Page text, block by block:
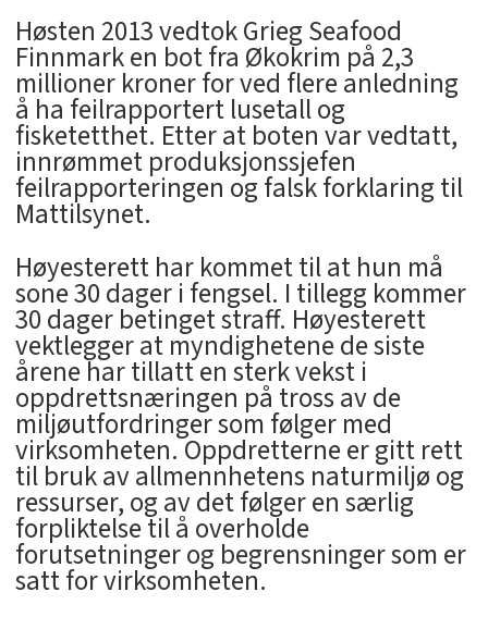
Høsten 2013 vedtok Grieg Seafood
Finnmark en bot fra Økokrim på 2,3
millioner kroner for ved flere anledning
å ha feilrapportert lusetall og
fisketetthet. Etter at boten var vedtatt,
innrømmet produksjonssjefen
feilrapporteringen og falsk forklaring til
Mattilsynet.
Høyesterett har kommet til at hun må
sone 30 dager i fengsel. I tillegg kommer
30 dager betinget straff. Høyesterett
vektlegger at myndighetene de siste
årene har tillatt en sterk vekst i
oppdrettsnæringen på tross av de
miljøutfordringer som følger med
virksomheten. Oppdretterne er gitt rett
til bruk av allmennhetens naturmiljø og
ressurser, og av det følger en særlig
forpliktelse til å overholde
forutsetninger og begrensninger som er
satt for virksomheten.